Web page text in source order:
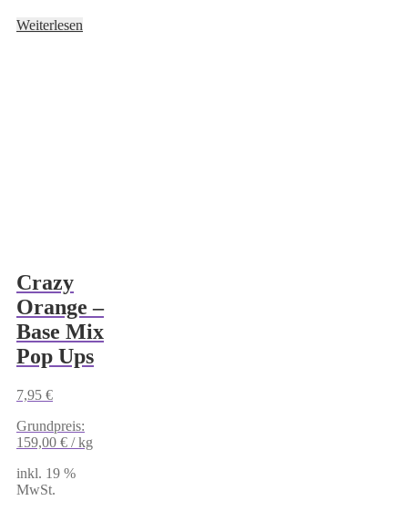
Weiterlesen
Crazy
Orange –
Base Mix
Pop Ups
7,95 €
Grundpreis:
159,00 € /kg
inkl. 19 %
MwSt.